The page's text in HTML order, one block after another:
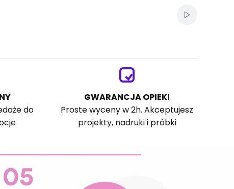
Włącz
do
GWARANCJA OPIEKI
Proste wyceny w 2h. Akceptujesz
projekty, nadruki i próbki